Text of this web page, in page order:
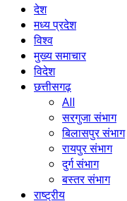
देश
मध्य प्रदेश
विश्व
मुख्य समाचार
विदेश
छत्तीसगढ़
All
सरगुजा संभाग
बिलासपुर संभाग
रायपुर संभाग
दुर्ग संभाग
बस्तर संभाग
राष्ट्रीय